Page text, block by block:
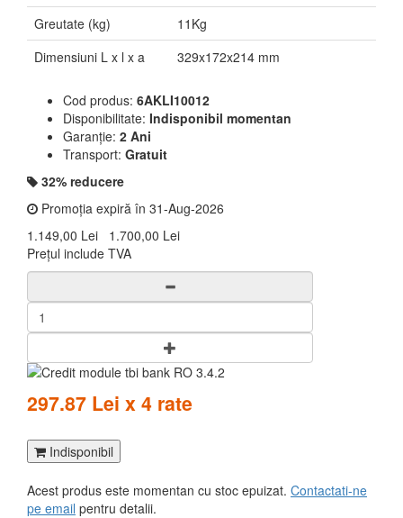
Greutate (kg)
11Kg
Dimensiuni L x l x a
329x172x214 mm
Cod produs: 6AKLI10012
Disponibilitate: Indisponibil momentan
Garanție: 2 Ani
Transport: Gratuit
32% reducere
Promoția expiră în 31-Aug-2026
1.149,00 Lei
1.700,00 Lei
Prețul include TVA
297.87 Lei x 4 rate
Indisponibil
Acest produs este momentan cu stoc epuizat. Contactati-ne
pe email pentru detalii.